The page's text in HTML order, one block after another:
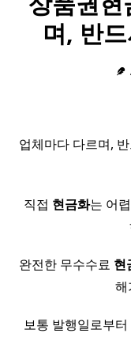
며, 반
업체마다 다르며,
직접 현금화는 어
완전한 무수수료 현
해
보통 발행일로부